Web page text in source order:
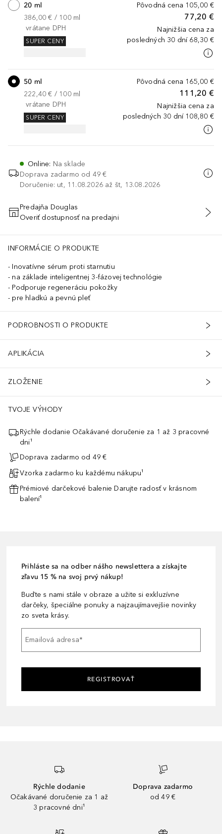
Pôvodná cena 105,00 €
77,20 €
Najnižšia cena za
posledných 30 dní 68,30 €
20 ml
386,00 € / 100 ml
vrátane DPH
SUPER CENY
Pôvodná cena 165,00 €
111,20 €
Najnižšia cena za
posledných 30 dní 108,80 €
50 ml
222,40 € / 100 ml
vrátane DPH
SUPER CENY
Online: Na sklade
Doprava zadarmo od 49 €
Doručenie: ut, 11.08.2026 až št, 13.08.2026
PRIDAŤ DO KOŠÍKA
Predajňa Douglas
Overiť dostupnosť na predajni
INFORMÁCIE O PRODUKTE
Inovatívne sérum proti starnutiu
na základe inteligentnej 3-fázovej technológie
Podporuje regeneráciu pokožky
pre hladkú a pevnú pleť
PODROBNOSTI O PRODUKTE
APLIKÁCIA
ZLOŽENIE
TVOJE VÝHODY
Rýchle dodanie Očakávané doručenie za 1 až 3 pracovné
dni¹
Doprava zadarmo od 49 €
Vzorka zadarmo ku každému nákupu¹
Prémiové darčekové balenie Darujte radosť v krásnom
balení¹
Prihláste sa na odber nášho newslettera a získajte
zľavu 15 % na svoj prvý nákup!
Buďte s nami stále v obraze a užite si exkluzívne
darčeky, špeciálne ponuky a najzaujímavejšie novinky
zo sveta krásy.
Emailová adresa*
REGISTROVAŤ
Rýchle dodanie
Očakávané doručenie za 1 až
3 pracovné dni¹
Doprava zadarmo
od 49 €